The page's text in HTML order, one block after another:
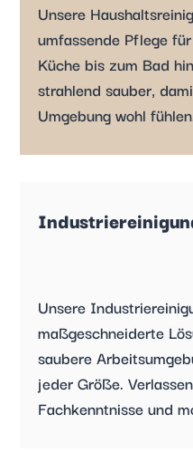
Unsere
umfassende Pflege
Küche bis zum Bad
strahlend sauber,
Umgebung wohl
Unsere
maßgeschneiderte
saubere
jeder Größe.
Fachkenntnisse und